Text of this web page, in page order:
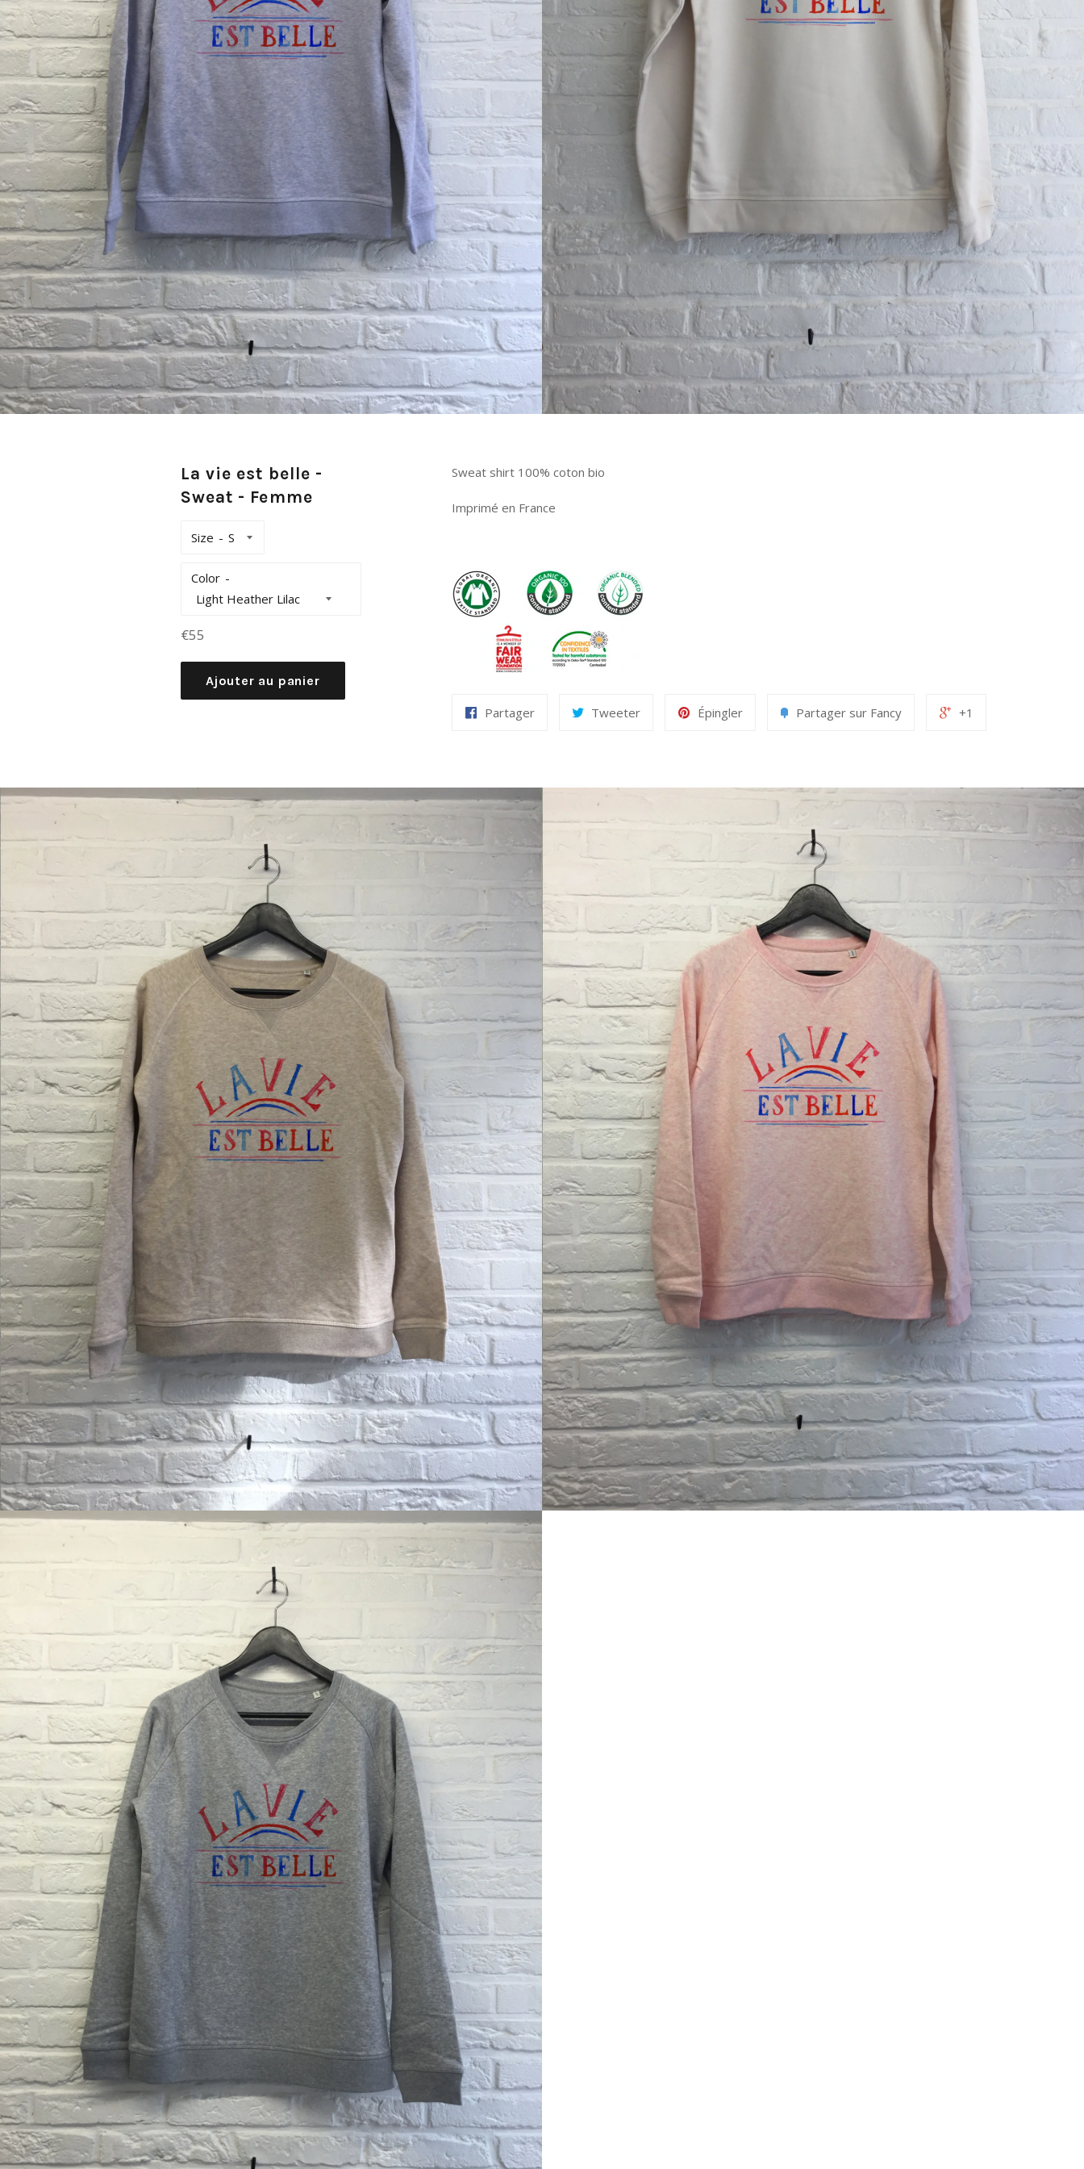
La vie est belle -
Sweat - Femme
Size
Color
Prix
€55
Ajouter au panier
Sweat shirt 100% coton bio
Imprimé en France
Partager Tweeter Épingler Partager sur Fancy +1